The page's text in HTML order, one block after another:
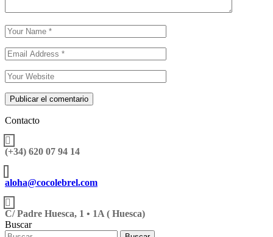
Publicar el comentario
Contacto
(+34) 620 07 94 14
aloha@cocolebrel.com
C/ Padre Huesca, 1 • 1A ( Huesca)
Buscar